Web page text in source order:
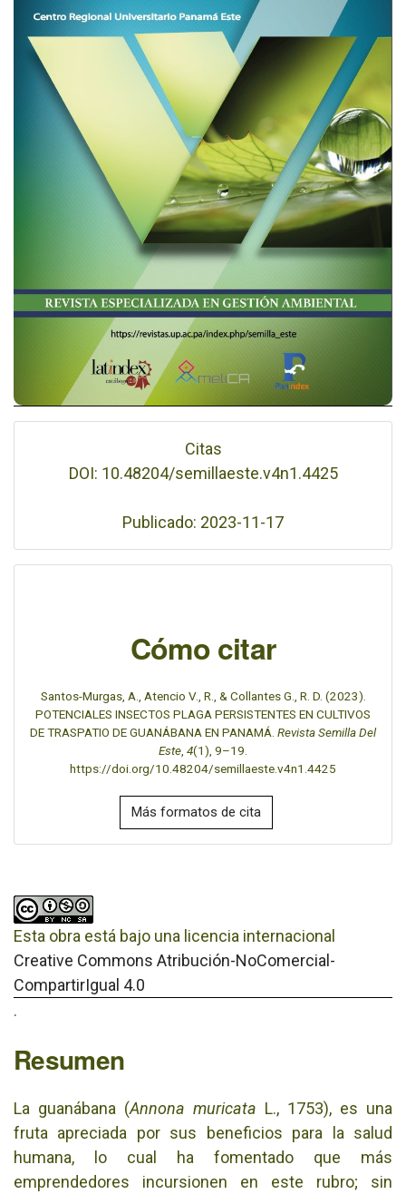
Citas
DOI: 10.48204/semillaeste.v4n1.4425
Publicado: 2023-11-17
Cómo citar
Santos-Murgas, A., Atencio V., R., & Collantes G., R. D. (2023).
POTENCIALES INSECTOS PLAGA PERSISTENTES EN CULTIVOS
DE TRASPATIO DE GUANÁBANA EN PANAMÁ. Revista Semilla Del
Este 4(1), 9–19.
https://doi.org/10.48204/semillaeste.v4n1.4425
Más formatos de cita
Esta obra está bajo una licencia internacional
Creative Commons Atribución-NoComercial-
CompartirIgual 4.0
.
Resumen
La guanábana (Annona muricata L., 1753), es una
fruta apreciada por sus beneficios para la salud
humana, lo cual ha fomentado que más
emprendedores incursionen en este rubro; sin